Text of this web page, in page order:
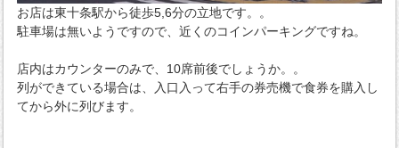
お店は東十条駅から徒歩5,6分の立地です。。
駐車場は無いようですので、近くのコインパーキングですね。
店内はカウンターのみで、10席前後でしょうか。。
列ができている場合は、入口入って右手の券売機で食券を購入し
てから外に列びます。